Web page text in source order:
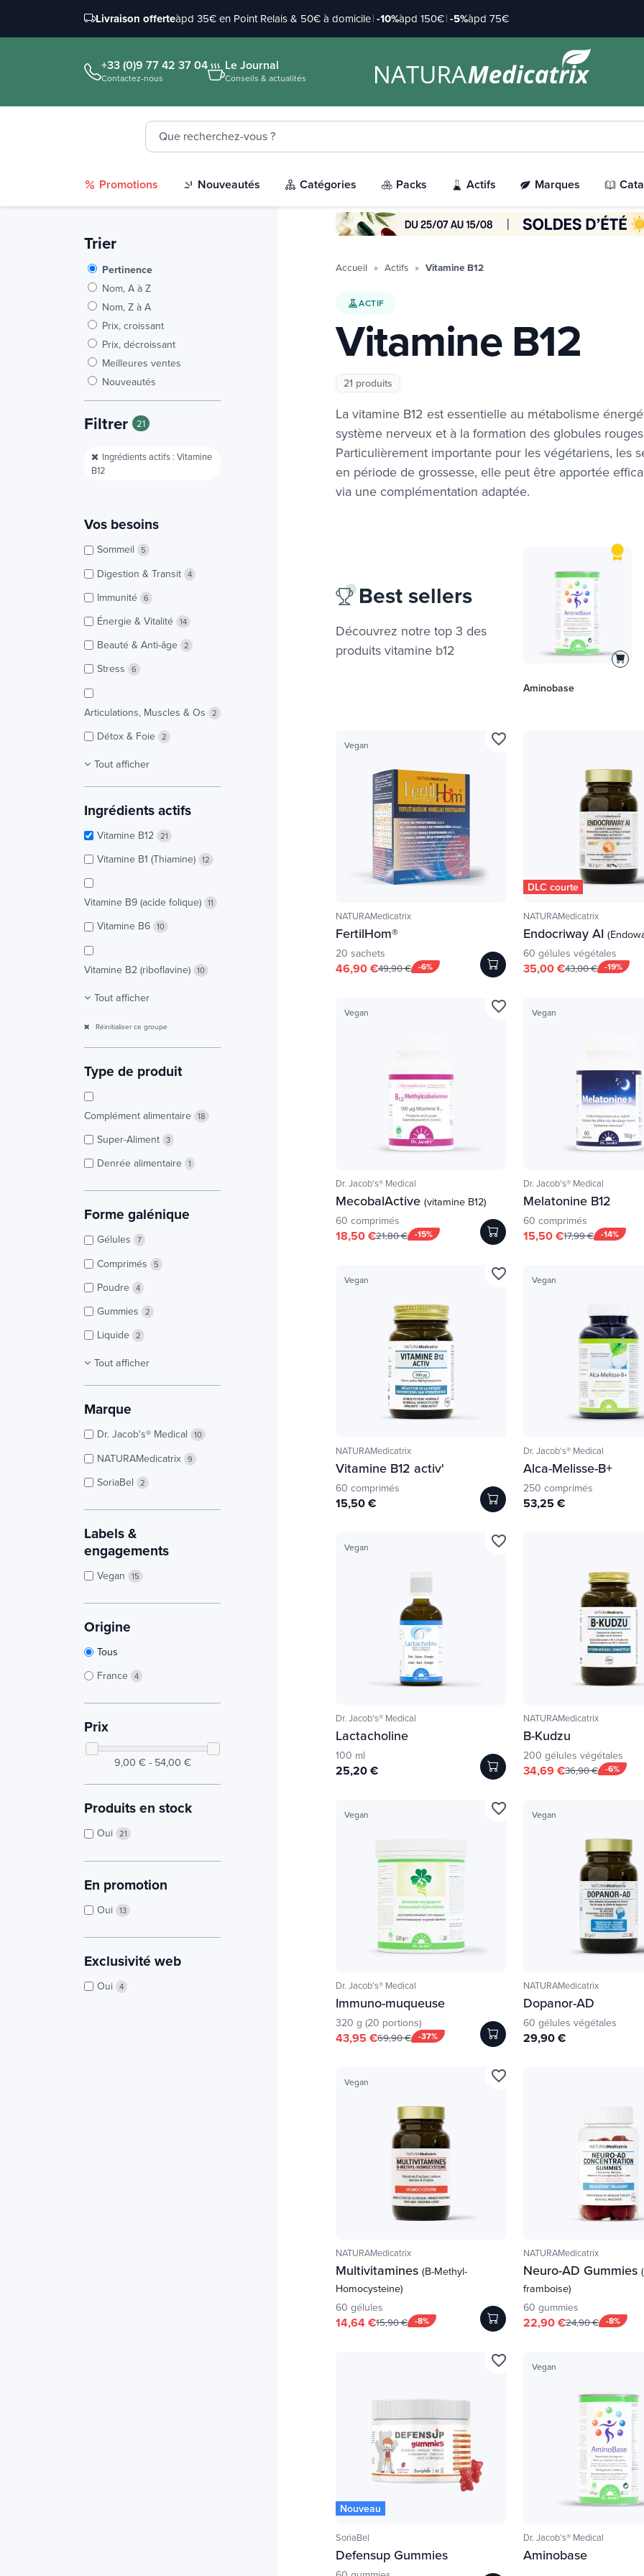
Livraison offerteàpd 35€ en Point Relais & 50€ à domicile|-10%àpd 150€|-5%àpd 75€
+33 (0)9 77 42 37 04
Contactez-nous
Le Journal
Conseils & actualités
Promotions Nouveautés Catégories Packs Actifs Marques
Trier
Pertinence
Nom, A à Z
Nom, Z à A
Prix, croissant
Prix, décroissant
Meilleures ventes
Nouveautés
Filtrer 21
Ingrédients actifs : Vitamine
B12
Vos besoins
Sommeil 5
Digestion & Transit 4
Immunité 6
Énergie & Vitalité 14
Beauté & Anti-âge 2
Stress 6
Articulations, Muscles & Os 2
Détox & Foie 2
Tout afficher
Ingrédients actifs
Vitamine B12 21
Vitamine B1 (Thiamine) 12
Vitamine B9 (acide folique) 11
Vitamine B6 10
Vitamine B2 (riboflavine) 10
Tout afficher
Réinitialiser ce groupe
Type de produit
Complément alimentaire 18
Super-Aliment 3
Denrée alimentaire 1
Forme galénique
Gélules 7
Comprimés 5
Poudre 4
Gummies 2
Liquide 2
Tout afficher
Marque
Dr. Jacob's® Medical 10
NATURAMedicatrix 9
SoriaBel 2
Labels &
engagements
Vegan 15
Origine
Tous
France 4
Prix
9,00 € - 54,00 €
Produits en stock
Oui 21
En promotion
Oui 13
Exclusivité web
Oui 4
Accueil Actifs Vitamine B12
ACTIF
Vitamine B12
21 produits
La vitamine B12 est essentielle au métabolisme
système nerveux et à la formation des globules
Particulièrement importante pour les végétariens, les
en période de grossesse, elle peut être apportée
via une complémentation adaptée.
Best sellers
Découvrez notre top 3 des
produits vitamine b12
Aminobase
Vegan
NATURAMedicatrix
FertilHom®
20 sachets
-6%
46,90 €49,90 €
favorite_border
DLC courte
NATURAMedicatrix
Endocriway AI
60 gélules végétales
-19%
35,00 €43,00 €
Vegan
Dr. Jacob's® Medical
MecobalActive (vitamine B12)
60 comprimés
-15%
18,50 €21,80 €
favorite_border Vegan
Dr. Jacob's® Medical
Melatonine B12
60 comprimés
-14%
15,50 €17,99 €
Vegan
NATURAMedicatrix
Vitamine B12 activ'
60 comprimés
15,50 €
favorite_border Vegan
Dr. Jacob's® Medical
Alca-Melisse-B+
250 comprimés
53,25 €
Vegan
Dr. Jacob's® Medical
Lactacholine
100 ml
25,20 €
favorite_border
NATURAMedicatrix
B-Kudzu
200 gélules végétales
-6%
34,69 €36,90 €
Vegan
Dr. Jacob's® Medical
Immuno-muqueuse
320 g (20 portions)
-37%
43,95 €69,90 €
favorite_border Vegan
NATURAMedicatrix
Dopanor-AD
60 gélules végétales
29,90 €
Vegan
NATURAMedicatrix
Multivitamines (B-Methyl-
Homocysteine)
60 gélules
-8%
14,64 €15,90 €
favorite_border
NATURAMedicatrix
Neuro-AD Gummies
framboise)
60 gummies
-8%
22,90 €24,90 €
Nouveau
SoriaBel
Defensup Gummies
favorite_border Vegan
Dr. Jacob's® Medical
Aminobase